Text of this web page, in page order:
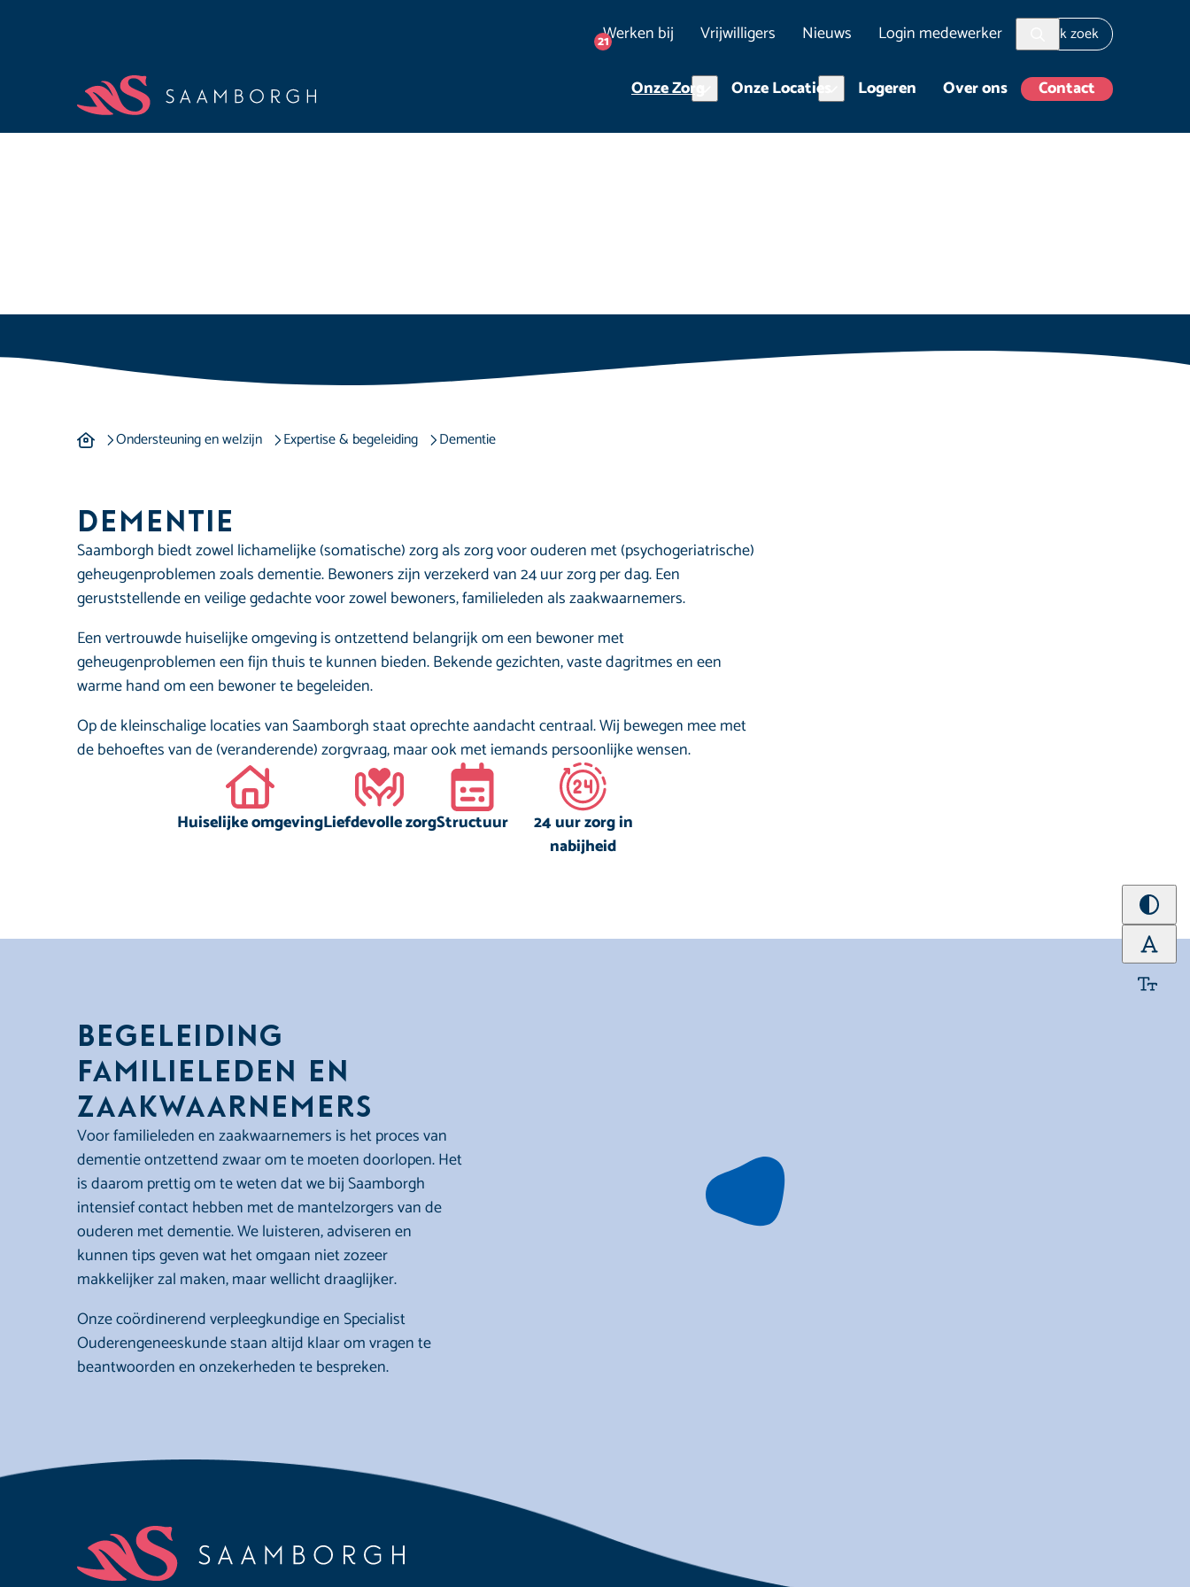
Werken bij
21 Vrijwilligers Nieuws Login medewerker
Onze Zorg Onze Locaties Logeren Over ons Contact
Dementie
Ondersteuning en welzijn Expertise & begeleiding Dementie
Dementie
Saamborgh biedt zowel lichamelijke (somatische) zorg als zorg voor ouderen met (psychogeriatrische)
geheugenproblemen zoals dementie. Bewoners zijn verzekerd van 24 uur zorg per dag. Een
geruststellende en veilige gedachte voor zowel bewoners, familieleden als zaakwaarnemers.
Een vertrouwde huiselijke omgeving is ontzettend belangrijk om een bewoner met
geheugenproblemen een fijn thuis te kunnen bieden. Bekende gezichten, vaste dagritmes en een
warme hand om een bewoner te begeleiden.
Op de kleinschalige locaties van Saamborgh staat oprechte aandacht centraal. Wij bewegen mee met
de behoeftes van de (veranderende) zorgvraag, maar ook met iemands persoonlijke wensen.
Huiselijke omgevingLiefdevolle zorgStructuur
24 uur zorg in
nabijheid
Begeleiding
familieleden en
zaakwaarnemers
Voor familieleden en zaakwaarnemers is het proces van
dementie ontzettend zwaar om te moeten doorlopen. Het
is daarom prettig om te weten dat we bij Saamborgh
intensief contact hebben met de mantelzorgers van de
ouderen met dementie. We luisteren, adviseren en
kunnen tips geven wat het omgaan niet zozeer
makkelijker zal maken, maar wellicht draaglijker.
Onze coördinerend verpleegkundige en Specialist
Ouderengeneeskunde staan altijd klaar om vragen te
beantwoorden en onzekerheden te bespreken.
Footer